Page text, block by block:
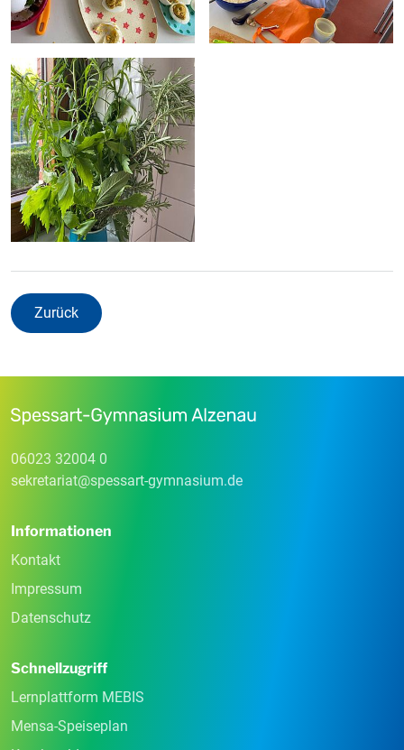
Zurück
06023 32004 0
sekretariat@spessart-gymnasium.de
Informationen
Kontakt
Impressum
Datenschutz
Schnellzugriff
Lernplattform MEBIS
Mensa-Speiseplan